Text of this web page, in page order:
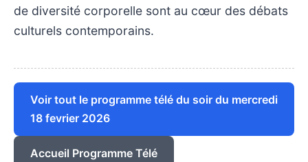
de diversité corporelle sont au cœur des débats
culturels contemporains.
Voir tout le programme télé du soir du mercredi
18 fevrier 2026
Accueil Programme Télé